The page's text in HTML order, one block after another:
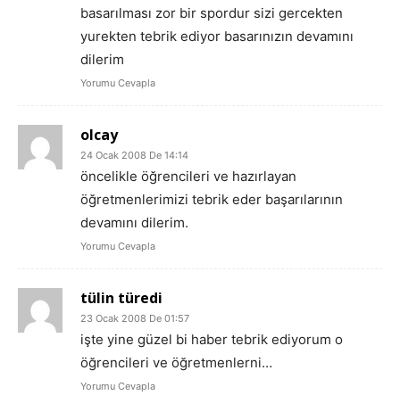
basarılması zor bir spordur sizi gercekten
yurekten tebrik ediyor basarınızın devamını
dilerim
Yorumu Cevapla
olcay
24 Ocak 2008 De 14:14
öncelikle öğrencileri ve hazırlayan
öğretmenlerimizi tebrik eder başarılarının
devamını dilerim.
Yorumu Cevapla
tülin türedi
23 Ocak 2008 De 01:57
işte yine güzel bi haber tebrik ediyorum o
öğrencileri ve öğretmenlerni…
Yorumu Cevapla